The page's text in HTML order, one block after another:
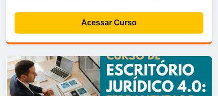
Acessar Curso